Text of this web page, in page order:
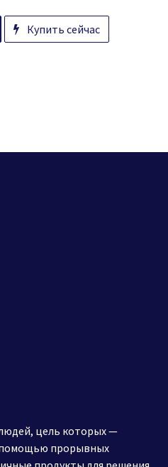
Купить сейчас
цель которых —
помощью прорывных